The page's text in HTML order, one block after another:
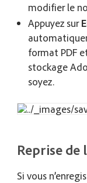
modifier le
Appuyez sur
format PDF
stockage
soyez.
Reprise
Si vous